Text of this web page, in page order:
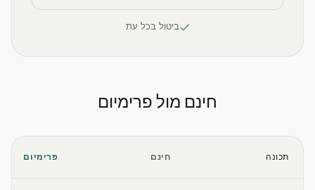
ביטול בכל עת
חינם מול פרימיום
תכונה חינם פרימיום